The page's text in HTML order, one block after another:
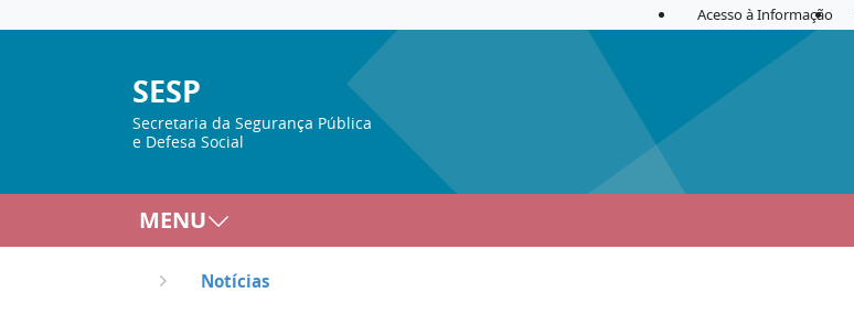
Acesso à Informação
SESP
Secretaria da Segurança Pública
e Defesa Social
MENU
Notícias